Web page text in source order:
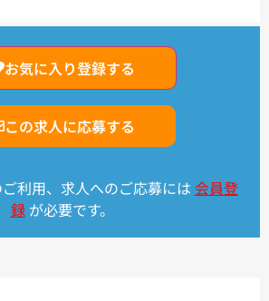
お気に入り登録する
この求人に応募する
利用、求人へのご応募には 会員登
録が必要です。